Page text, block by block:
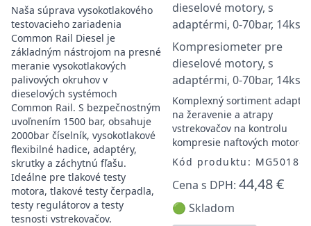
Naša súprava vysokotlakového
testovacieho zariadenia
Common Rail Diesel je
základným nástrojom na presné
meranie vysokotlakových
palivových okruhov v
dieselových systémoch
Common Rail. S bezpečnostným
uvoľnením 1500 bar, obsahuje
2000bar číselník, vysokotlakové
flexibilné hadice, adaptéry,
skrutky a záchytnú fľašu.
Ideálne pre tlakové testy
motora, tlakové testy čerpadla,
testy regulátorov a testy
tesnosti vstrekovačov.
Kompresiometer pre
dieselové motory, s
adaptérmi, 0-70bar, 14ks
Komplexný sortiment
na žeravenie a atrapy
vstrekovačov na kontrolu
kompresie naftových motorov.
Kód produktu: MG50181
Cena s DPH: 44,48 €
🟢 Skladom